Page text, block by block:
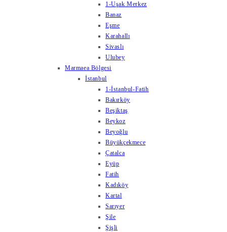
1-Uşak Merkez
Banaz
Eşme
Karahallı
Sivaslı
Ulubey
Marmaea Bölgesi
İstanbul
1-İstanbul-Fatih
Bakırköy
Beşiktaş
Beykoz
Beyoğlu
Büyükçekmece
Çatalca
Eyüp
Fatih
Kadıköy
Kartal
Sarıyer
Şile
Şişli